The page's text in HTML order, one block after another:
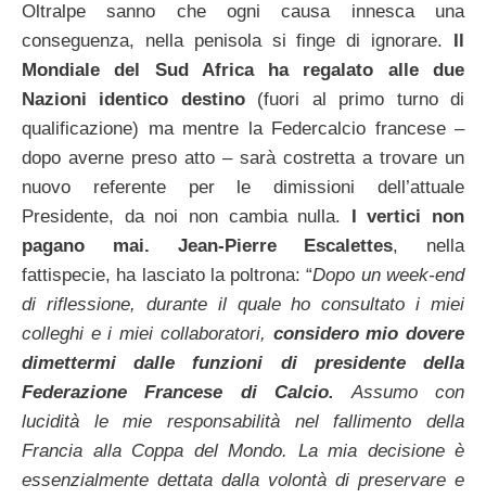
Oltralpe sanno che ogni causa innesca una
conseguenza, nella penisola si finge di ignorare.
Mondiale del Sud Africa ha regalato alle due
Nazioni identico destino(fuori al primo turno di
qualificazione) ma mentre la Federcalcio francese –
dopo averne preso atto – sarà costretta a trovare un
nuovo referente per le dimissioni dell’attuale
Presidente, da noi non cambia nulla.
I vertici non
pagano mai. Jean-Pierre Escalettes, nella
fattispecie, ha lasciato la poltrona: “Dopo un week-end
di riflessione, durante il quale ho consultato i miei
colleghi e i miei collaboratori, considero mio dovere
dimettermi dalle funzioni di presidente della
Federazione Francese di Calcio. Assumo con
lucidità le mie responsabilità nel fallimento della
Francia alla Coppa del Mondo. La mia decisione è
essenzialmente dettata dalla volontà di preservare e